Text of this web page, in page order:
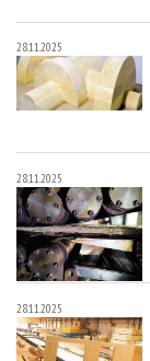
28.11.2025
28.11.2025
28.11.2025